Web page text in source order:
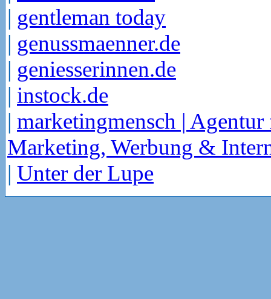
| gentleman today
| genussmaenner.de
| geniesserinnen.de
| instock.de
| marketingmensch | Agentur
Marketing, Werbung &
| Unter der Lupe